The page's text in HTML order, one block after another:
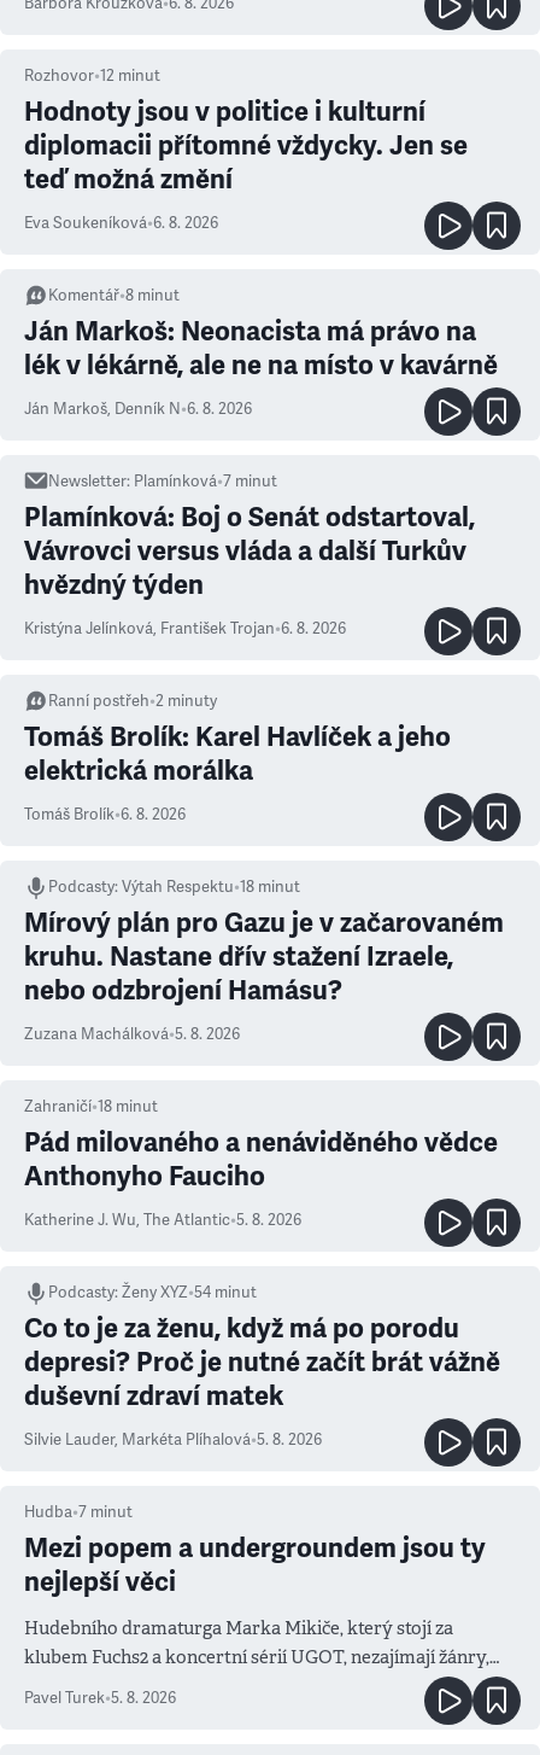
Rozhovor•12 minut
Hodnoty jsou v politice i kulturní
diplomacii přítomné vždycky. Jen se
teď možná změní
Eva Soukeníková•6. 8. 2026
Komentář•8 minut
Ján Markoš: Neonacista má právo na
lék v lékárně, ale ne na místo v kavárně
Ján Markoš, Denník N•6. 8. 2026
Newsletter: Plamínková•7 minut
Plamínková: Boj o Senát odstartoval,
Vávrovci versus vláda a další Turkův
hvězdný týden
Kristýna Jelínková, František Trojan•6. 8. 2026
Ranní postřeh•2 minuty
Tomáš Brolík: Karel Havlíček a jeho
elektrická morálka
Tomáš Brolík•6. 8. 2026
Podcasty:Výtah Respektu•18 minut
Mírový plán pro Gazu je v začarovaném
kruhu. Nastane dřív stažení Izraele,
nebo odzbrojení Hamásu?
Zuzana Machálková•5. 8. 2026
Zahraničí•18 minut
Pád milovaného a nenáviděného vědce
Anthonyho Fauciho
Katherine J. Wu, The Atlantic•5. 8. 2026
Podcasty:Ženy XYZ•54 minut
Co to je za ženu, když má po porodu
depresi? Proč je nutné začít brát vážně
duševní zdraví matek
Silvie Lauder, Markéta Plíhalová•5. 8. 2026
Hudba•7 minut
Mezi popem a undergroundem jsou ty
nejlepší věci
Hudebního dramaturga Marka Mikiče, který stojí za
klubem Fuchs2 a koncertní sérií UGOT, nezajímají žánry,
ale atmosféra
Pavel Turek•5. 8. 2026